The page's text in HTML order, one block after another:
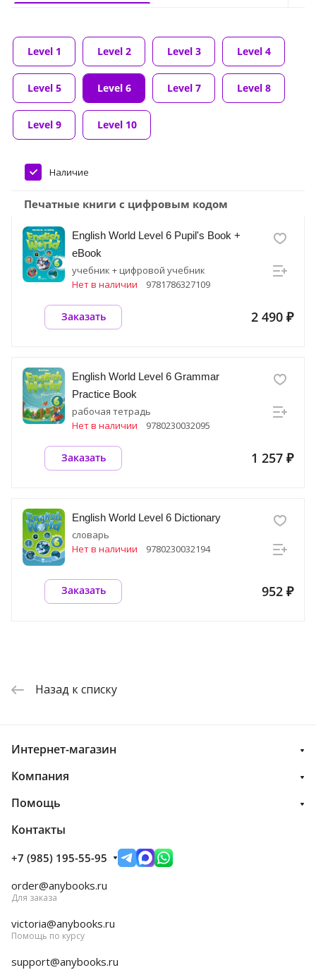
Level 1 Level 2 Level 3 Level 4
Level 5 Level 6 Level 7 Level 8
Level 9 Level 10
Наличие
Печатные книги с цифровым кодом
English World Level 6 Pupil's Book +
eBook
учебник + цифровой учебник
Нет в наличии
9781786327109
2 490 ₽
Заказать
English World Level 6 Grammar
Practice Book
рабочая тетрадь
Нет в наличии
9780230032095
1 257 ₽
Заказать
English World Level 6 Dictionary
словарь
Нет в наличии
9780230032194
952 ₽
Заказать
Назад к списку
Интернет-магазин
Компания
Помощь
Контакты
+7 (985) 195-55-95
order@anybooks.ru
Для заказа
victoria@anybooks.ru
Помощь по курсу
support@anybooks.ru